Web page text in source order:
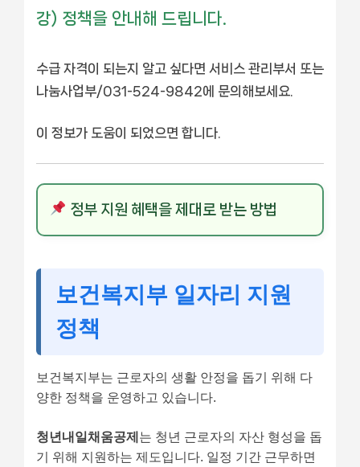
강) 정책을 안내해 드립니다.
수급 자격이 되는지 알고 싶다면 서비스 관리부서 또는
나눔사업부/031-524-9842에 문의해보세요.
이 정보가 도움이 되었으면 합니다.
정부 지원 혜택을 제대로 받는 방법
보건복지부 일자리 지원
정책
보건복지부는 근로자의 생활 안정을 돕기 위해 다
양한 정책을 운영하고 있습니다.
청년내일채움공제 는 청년 근로자의 자산 형성을 돕
기 위해 지원하는 제도입니다. 일정 기간 근무하면